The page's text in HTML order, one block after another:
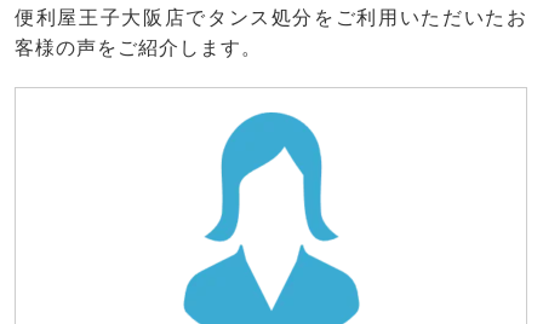
便利屋王子大阪店でタンス処分をご利用いただいたお
客様の声をご紹介します。